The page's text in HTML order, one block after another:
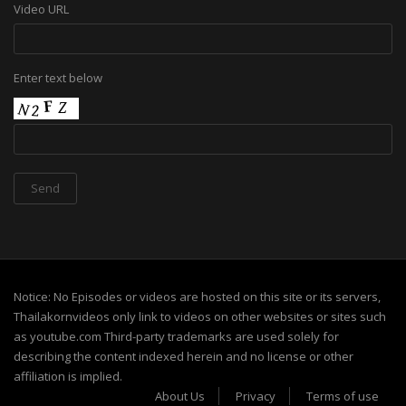
Video URL
Enter text below
Notice: No Episodes or videos are hosted on this site or its servers,
Thailakornvideos only link to videos on other websites or sites such
as youtube.com Third-party trademarks are used solely for
describing the content indexed herein and no license or other
affiliation is implied.
About Us
Privacy Terms of use